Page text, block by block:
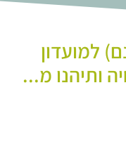
למועדון
ותיהנו מ...